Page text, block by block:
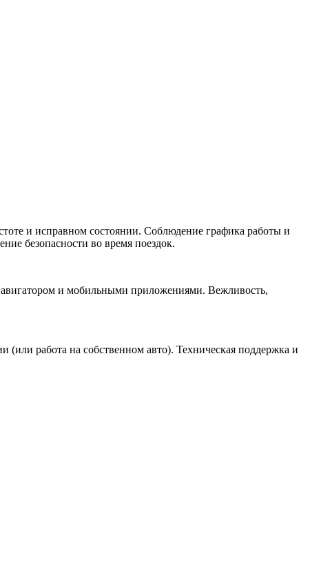
и исправном состоянии. Соблюдение графика работы и
безопасности во время поездок.
и мобильными приложениями. Вежливость,
работа на собственном авто). Техническая поддержка и